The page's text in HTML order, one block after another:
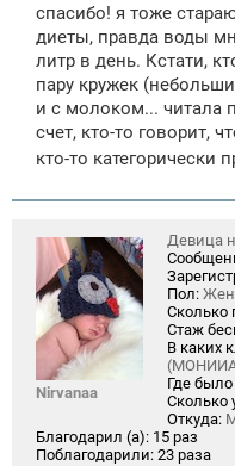
спасибо! я тоже
диеты, правда воды
литр в день. Кстати,
пару кружек
и с молоком... читала
счет, кто-то говорит,
кто-то категорически
Nirvanaa
Девица
Пол:
Сколько
Стаж
В каких
Где
Сколько
Откуда:
Благодарил (а): 15 раз
Поблагодарили: 23 раза